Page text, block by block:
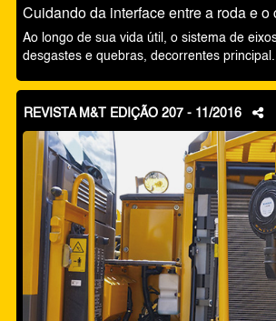
Cuidando da interface entre a roda e o
Ao longo de sua vida útil, o sistema de
desgastes e quebras, decorrentes
REVISTA M&T EDIÇÃO 207 - 11/2016